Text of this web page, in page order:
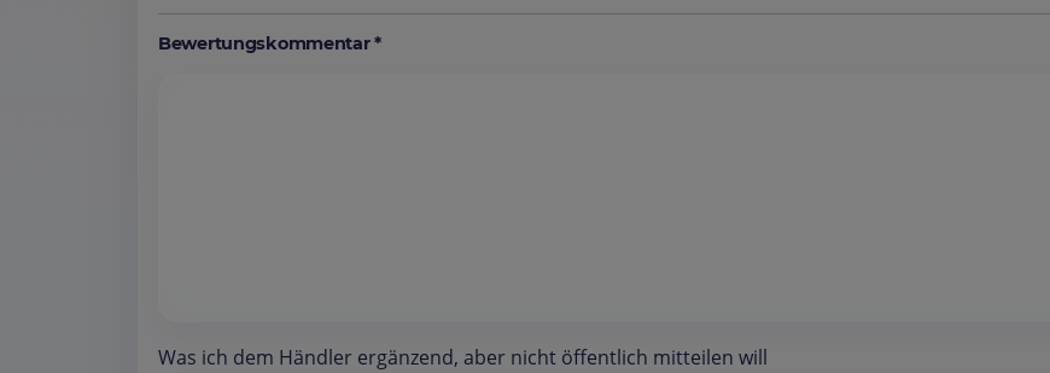
Bewertungskommentar *
Was ich dem Händler ergänzend, aber nicht öffentlich mitteilen will